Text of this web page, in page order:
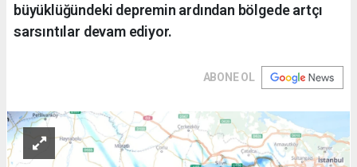
büyüklüğündeki depremin ardından bölgede artçı
sarsıntılar devam ediyor.
ABONE OL